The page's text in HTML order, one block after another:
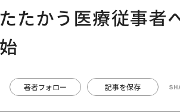
かう医療従事者
著者フォロー 記事を保存